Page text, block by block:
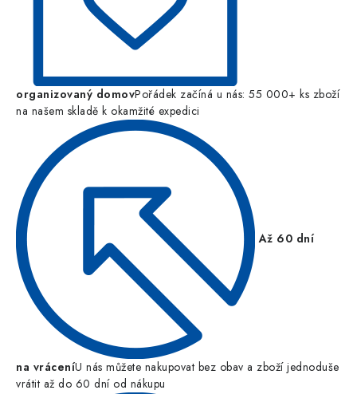
organizovaný domovPořádek začíná u nás: 55 000+ ks zboží
na našem skladě k okamžité expedici
Až 60 dní
na vráceníU nás můžete nakupovat bez obav a zboží jednoduše
vrátit až do 60 dní od nákupu